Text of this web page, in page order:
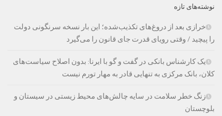
نوشته‌های تازه
خرازی بعد از دروغ‌های تکذیب‌شده؛ این بار نسخه سرنگونی دولت
را پیچید / وقتی رویای قدرت جای قانون را می‌گیرد
یک کارشناس بانکی در گفت و گو با ایرنا: بدون اصلاح سیاست‌های
کلان، بانک مرکزی به تنهایی قادر به مهار تورم نیست
زنگ خطر سلامت در سایه چالش‌های محیط زیستی در سیستان و
بلوچستان